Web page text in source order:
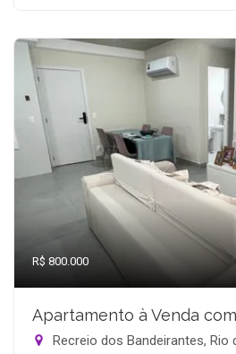
R$ 800.000
Apartamento à Venda
Recreio dos Bandeirantes, Rio